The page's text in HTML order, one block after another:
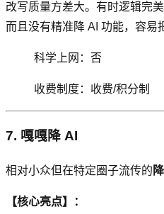
改写质量方差大。有时逻辑完
而且没有精准降 AI 功能，容易
科学上网：否
收费制度：收费/积分制
7. 嘎嘎降 AI
相对小众但在特定圈子流传的
【核心亮点】：